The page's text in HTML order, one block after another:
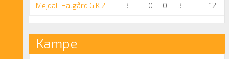
Mejdal-Halgård GIK 2 3 0 0 3 -12
Kampe